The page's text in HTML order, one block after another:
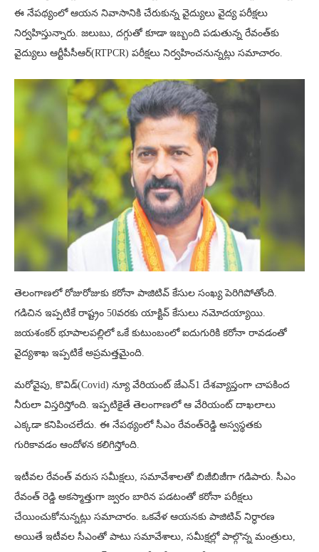
ఈ నేపథ్యంలో ఆయన నివాసానికి చేరుకున్న వైద్యులు వైద్య పరీక్షలు
నిర్వహిస్తున్నారు. జలుబు, దగ్గుతో కూడా ఇబ్బంది పడుతున్న రేవంత్‌కు
వైద్యులు ఆర్టీపీసీఆర్(RTPCR) పరీక్షలు నిర్వహించనున్నట్లు సమాచారం.
తెలంగాణలో రోజురోజుకు కరోనా పాజిటివ్ కేసుల సంఖ్య పెరిగిపోతోంది.
గడిచిన ఇప్పటికే రాష్ట్రం 50వరకు యాక్టివ్ కేసులు నమోదయ్యాయి.
జయశంకర్ భూపాలపల్లిలో ఒకే కుటుంబంలో ఐదుగురికి కరోనా రావడంతో
వైద్యశాఖ ఇప్పటికే అప్రమత్తమైంది.
మరోవైపు, కొవిడ్(Covid) న్యూ వేరియంట్ జేఎన్1 దేశవ్యాప్తంగా చాపకింద
నీరులా విస్తరిస్తోంది. ఇప్పటికైతే తెలంగాణలో ఆ వేరియంట్ దాఖలాలు
ఎక్కడా కనిపించలేదు. ఈ నేపథ్యంలో సీఎం రేవంత్‌రెడ్డి అస్వస్థతకు
గురికావడం ఆందోళన కలిగిస్తోంది.
ఇటీవల రేవంత్ వరుస సమీక్షలు, సమావేశాలతో బిజీబిజీగా గడిపారు. సీఎం
రేవంత్ రెడ్డి అకస్మాత్తుగా జ్వరం బారిన పడటంతో కరోనా పరీక్షలు
చేయించుకోనున్నట్లు సమాచారం. ఒకవేళ ఆయనకు పాజిటివ్ నిర్ధారణ
అయితే ఇటీవల సీఎంతో పాటు సమావేశాలు, సమీక్షల్లో పాల్గొన్న మంత్రులు,